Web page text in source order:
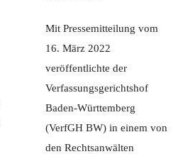
Mit Pressemitteilung vom
16. März 2022
veröffentlichte der
Verfassungsgerichtshof
Baden-Württemberg
(VerfGH BW) in einem von
den Rechtsanwälten